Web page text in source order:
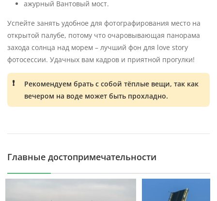
ажурный Вантовый мост.
Успейте занять удобное для фотографирования место на
открытой палубе, потому что очаровывающая панорама
захода солнца над морем – лучший фон для love story
фотосессии. Удачных вам кадров и приятной прогулки!
Рекомендуем брать с собой тёплые вещи, так как
вечером на воде может быть прохладно.
Главные достопримечательности